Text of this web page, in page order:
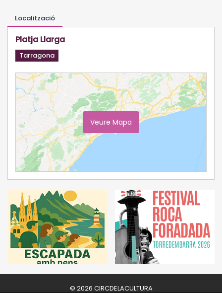
Localització
Platja Llarga
Tarragona
Veure Mapa
© 2026 CIRCDELACULTURA